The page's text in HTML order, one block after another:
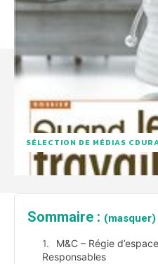
SÉLECTION DE MÉDIAS
Sommaire : (masquer)
M&C – Régie
Responsables